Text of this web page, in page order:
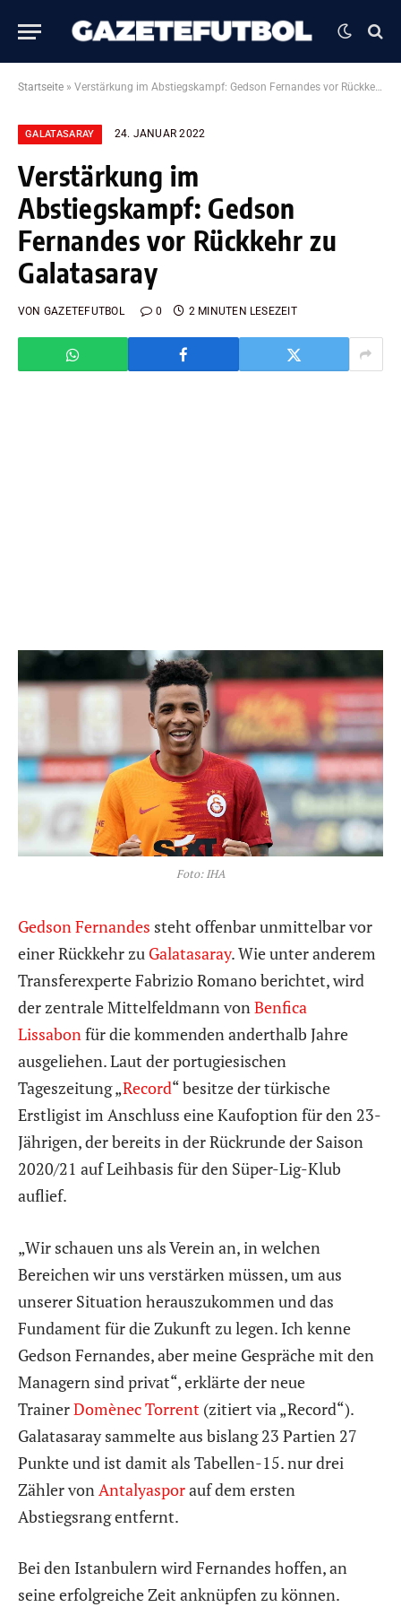
Startseite » Verstärkung im Abstiegskampf: Gedson Fernandes vor Rückkehr zu Galatasaray
GALATASARAY 24. JANUAR 2022
Verstärkung im
Abstiegskampf: Gedson
Fernandes vor Rückkehr zu
Galatasaray
VON GAZETEFUTBOL 0 2 MINUTEN LESEZEIT
Foto: IHA
Gedson Fernandes steht offenbar unmittelbar vor
einer Rückkehr zu Galatasaray. Wie unter anderem
Transferexperte Fabrizio Romano berichtet, wird
der zentrale Mittelfeldmann von Benfica
Lissabon für die kommenden anderthalb Jahre
ausgeliehen. Laut der portugiesischen
Tageszeitung „Record“ besitze der türkische
Erstligist im Anschluss eine Kaufoption für den 23-
Jährigen, der bereits in der Rückrunde der Saison
2020/21 auf Leihbasis für den Süper-Lig-Klub
auflief.
„Wir schauen uns als Verein an, in welchen
Bereichen wir uns verstärken müssen, um aus
unserer Situation herauszukommen und das
Fundament für die Zukunft zu legen. Ich kenne
Gedson Fernandes, aber meine Gespräche mit den
Managern sind privat“, erklärte der neue
TrainerDomènec Torrent (zitiert via „Record“).
Galatasaray sammelte aus bislang 23 Partien 27
Punkte und ist damit als Tabellen-15. nur drei
Zähler von Antalyasporauf dem ersten
Abstiegsrang entfernt.
Bei den Istanbulern wird Fernandes hoffen, an
seine erfolgreiche Zeit anknüpfen zu können.